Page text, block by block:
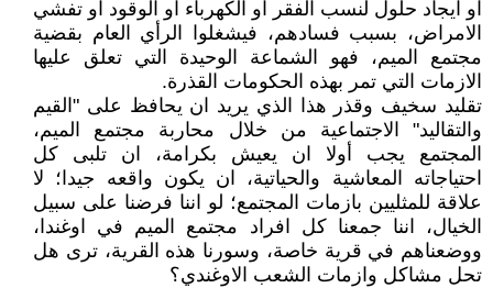
او ايجاد حلول لنسب الفقر او الكهرباء او الوقود او تفشي
الامراض، بسبب فسادهم، فيشغلوا الرأي العام بقضية
مجتمع الميم، فهو الشماعة الوحيدة التي تعلق عليها
الازمات التي تمر بهذه الحكومات القذرة.
تقليد سخيف وقذر هذا الذي يريد ان يحافظ على "القيم
والتقاليد" الاجتماعية من خلال محاربة مجتمع الميم،
المجتمع يجب أولا ان يعيش بكرامة، ان تلبى كل
احتياجاته المعاشية والحياتية، ان يكون واقعه جيدا؛ لا
علاقة للمثليين بازمات المجتمع؛ لو اننا فرضنا على سبيل
الخيال، اننا جمعنا كل افراد مجتمع الميم في اوغندا،
ووضعناهم في قرية خاصة، وسورنا هذه القرية، ترى هل
تحل مشاكل وازمات الشعب الاوغندي؟